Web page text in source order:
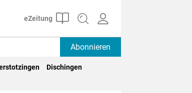
Abonnieren
Dischingen